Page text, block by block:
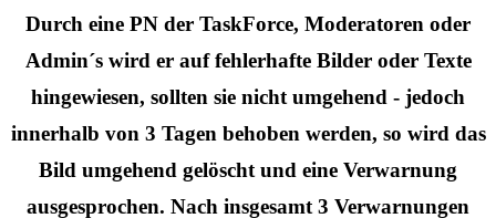
Durch eine PN der TaskForce, Moderatoren oder
Admin´s wird er auf fehlerhafte Bilder oder Texte
hingewiesen, sollten sie nicht umgehend - jedoch
innerhalb von 3 Tagen behoben werden, so wird das
Bild umgehend gelöscht und eine Verwarnung
ausgesprochen. Nach insgesamt 3 Verwarnungen